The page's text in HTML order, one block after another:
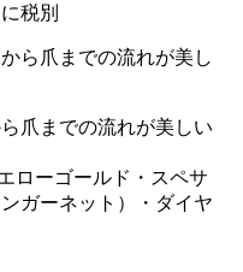
税別
爪までの流れが美しい
ローゴールド・スペサ
ガーネット）・ダイヤ